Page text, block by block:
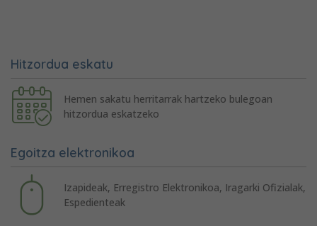
Hitzordua eskatu
Hemen sakatu herritarrak hartzeko bulegoan
hitzordua eskatzeko
Egoitza elektronikoa
Izapideak, Erregistro Elektronikoa, Iragarki Ofizialak,
Espedienteak